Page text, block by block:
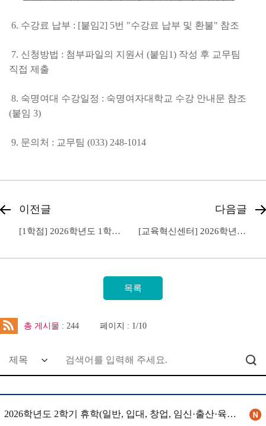
6. 수강료 납부 : [붙임2] 5번 "수강료 납부 및 환불" 참조
7. 신청방법 : 첨부파일의 지원서 (붙임1) 작성 후 교무팀
직접 제출
8. 숙명여대 수강일정 : 숙명여자대학교 수강 안내문 참조
(붙임 3)
9. 문의처 : 교무팀 (033) 248-1014
이전글
[1학점] 2026학년도 1학기 한림북로그 학점대체인정제도 시행 안내
다음글
[교육혁신센터] 2026학년도 1학기 군 복무 중 취득학점 인정 신청 재안내
총 게시물 : 244 페이지 : 1/10
2026학년도 2학기 휴학(일반, 입대, 창업, 임신·출산·육아)